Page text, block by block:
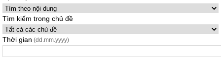
Tìm kiếm trong chủ đề
Thời gian (dd.mm.yyyy)